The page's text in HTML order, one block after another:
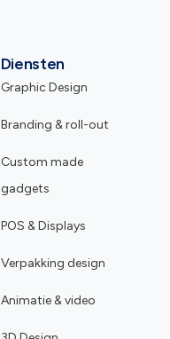
Diensten
Graphic Design
Branding & roll-out
Custom made
gadgets
POS & Displays
Verpakking design
Animatie & video